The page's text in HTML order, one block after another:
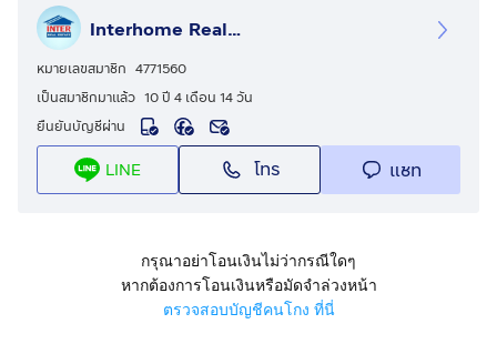
รายละเอียด
ใกล้ เซียร์ รังสิต,ฟิวเจอร์พาร์ค รังสิต,ตลาดสี่มุมเมือง,สนาม
กีฬาธูปะเตมีย์,โรงเรียนสวนอักษร
หมู่บ้านวังทองริเวอร์​ปาร์ค​ ขายทาวน์เฮ้าส์ 2 ชั้น
ขายทาวน์เฮ้าส์ 2 ชั้น ซอยพหลโยธิน70 ถนนพหลโยธิน ถนน
สูง 2 ชั้น 4 นอน 2 น้ำ 1 ครัว 1 ห้องนั่งเล่น + ร้านอาหาร
Interhome Realty Estate
หมายเลขสมาชิก 4771560
เป็นสมาชิกมาแล้ว 10 ปี 4 เดือน 14 วัน
ยืนยันบัญชีผ่าน
LINE โทร แชท
กรุณาอย่าโอนเงินไม่ว่ากรณีใดๆ
หากต้องการโอนเงินหรือมัดจำล่วงหน้า
ตรวจสอบบัญชีคนโกง ที่นี่